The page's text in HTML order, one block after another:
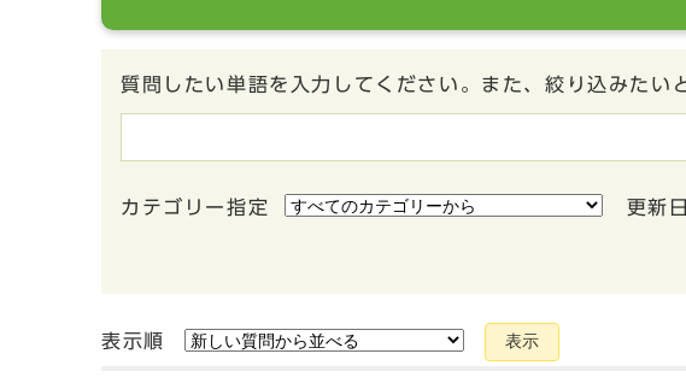
質問したい単語を入力してください。また、絞り込みたい
カテゴリー指定 更新
表示順 表示